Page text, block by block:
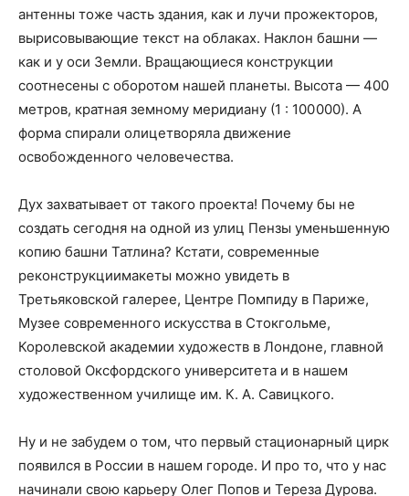
антенны тоже часть здания, как и лучи прожекторов,
вырисовывающие текст на облаках. Наклон башни —
как и у оси Земли. Вращающиеся конструкции
соотнесены с оборотом нашей планеты. Высота — 400
метров, кратная земному меридиану (1 : 100 000). А
форма спирали олицетворяла движение
освобожденного человечества.
Дух захватывает от такого проекта! Почему бы не
создать сегодня на одной из улиц Пензы уменьшенную
копию башни Татлина? Кстати, современные
реконструкции­макеты можно увидеть в
Третьяковской галерее, Центре Помпиду в Париже,
Музее современного искусства в Стокгольме,
Королевской академии художеств в Лондоне, главной
столовой Оксфордского университета и в нашем
художественном училище им. К. А. Савицкого.
Ну и не забудем о том, что первый стационарный цирк
появился в России в нашем городе. И про то, что у нас
начинали свою карьеру Олег Попов и Тереза Дурова.